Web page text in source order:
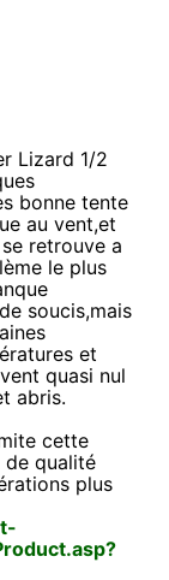
Lizard 1/2
bonne tente
au vent,et
retrouve a
le plus
soucis,mais
et
quasi nul
abris.
cette
de qualité
plus